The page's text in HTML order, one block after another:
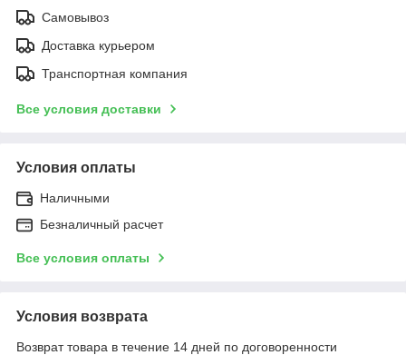
Самовывоз
Доставка курьером
Транспортная компания
Все условия доставки
Условия оплаты
Наличными
Безналичный расчет
Все условия оплаты
Условия возврата
Возврат товара в течение 14 дней по договоренности